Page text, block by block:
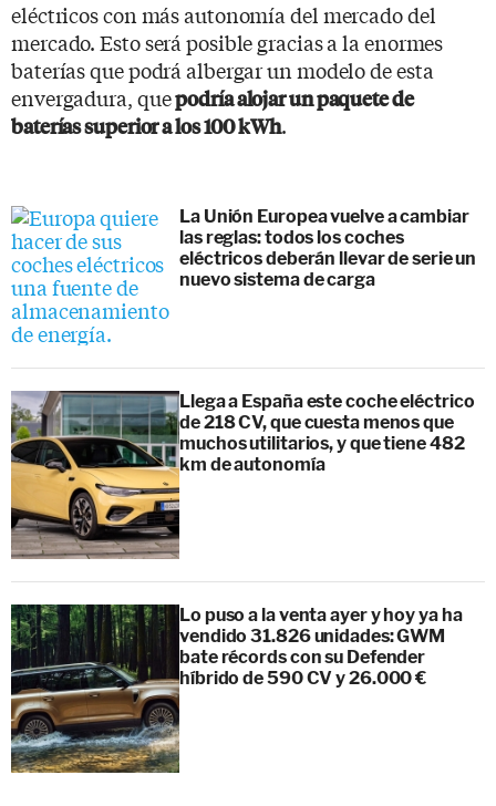
eléctricos con más autonomía del mercado del
mercado. Esto será posible gracias a la enormes
baterías que podrá albergar un modelo de esta
envergadura, quepodría alojar un paquete de
baterías superior a los 100 kWh.
La Unión Europea vuelve a cambiar
las reglas: todos los coches
eléctricos deberán llevar de serie un
nuevo sistema de carga
Llega a España este coche eléctrico
de 218 CV, que cuesta menos que
muchos utilitarios, y que tiene 482
km de autonomía
Lo puso a la venta ayer y hoy ya ha
vendido 31.826 unidades: GWM
bate récords con su Defender
híbrido de 590 CV y 26.000 €